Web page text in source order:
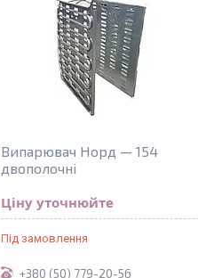
Випарювач Норд — 154
двополочні
Ціну уточнюйте
Під замовлення
+380 (50) 779-20-56